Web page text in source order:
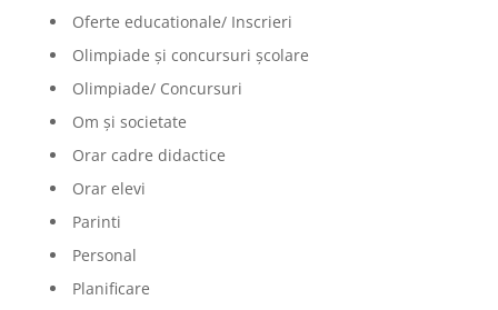
Oferte educationale/ Inscrieri
Olimpiade şi concursuri şcolare
Olimpiade/ Concursuri
Om și societate
Orar cadre didactice
Orar elevi
Parinti
Personal
Planificare